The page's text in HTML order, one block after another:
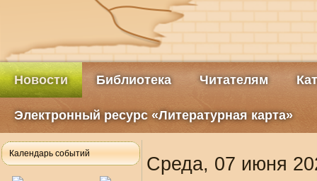
Новости Библиотека Читателям
Электронный ресурс «Литературная карта»
Календарь событий Среда, 07 июня